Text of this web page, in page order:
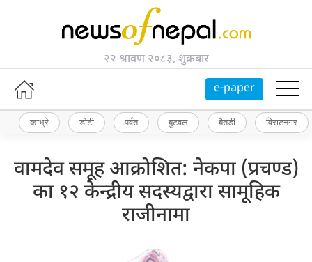
२२ श्रावण २०८३, शुक्रबार
e-paper
काभ्रे डोटी पर्वत बुटवल बैतडी विराटनगर
वामदेव समूह आक्रोशित: नेकपा (प्रचण्ड)
का १२ केन्द्रीय सदस्यद्वारा सामूहिक
राजीनामा